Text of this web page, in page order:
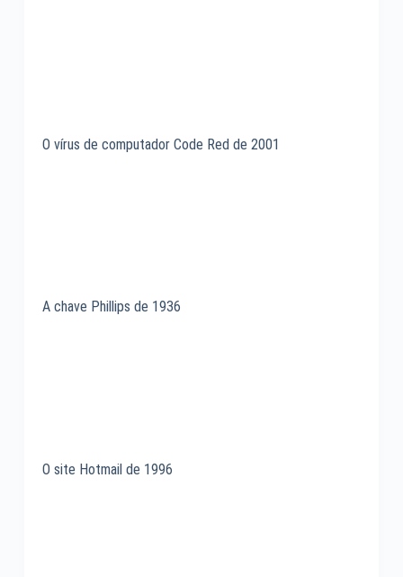
O vírus de computador Code Red de 2001
A chave Phillips de 1936
O site Hotmail de 1996